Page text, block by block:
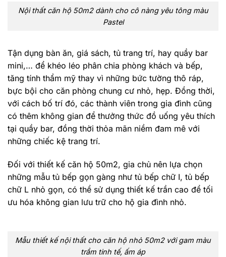
Nội thất căn hộ 50m2 dành cho cô nàng yêu tông màu
Pastel
Tận dụng bàn ăn, giá sách, tủ trang trí, hay quầy bar
mini,… để khéo léo phân chia phòng khách và bếp,
tăng tính thẩm mỹ thay vì những bức tường thô ráp,
bực bội cho căn phòng chung cư nhỏ, hẹp. Đồng thời,
với cách bố trí đó, các thành viên trong gia đình cũng
có thêm không gian để thưởng thức đồ uống yêu thích
tại quầy bar, đồng thời thỏa mãn niềm đam mê với
những chiếc kệ trang trí.
Đối với thiết kế căn hộ 50m2, gia chủ nên lựa chọn
những mẫu tủ bếp gọn gàng như tủ bếp chữ I, tủ bếp
chữ L nhỏ gọn, có thể sử dụng thiết kế trần cao để tối
ưu hóa không gian lưu trữ cho hộ gia đình nhỏ.
Mẫu thiết kế nội thất cho căn hộ nhỏ 50m2 với gam màu
trầm tinh tế, ấm áp